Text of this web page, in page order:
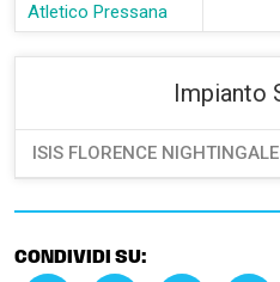
Atletico Pressana
Impianto
ISIS FLORENCE
CONDIVIDI SU: